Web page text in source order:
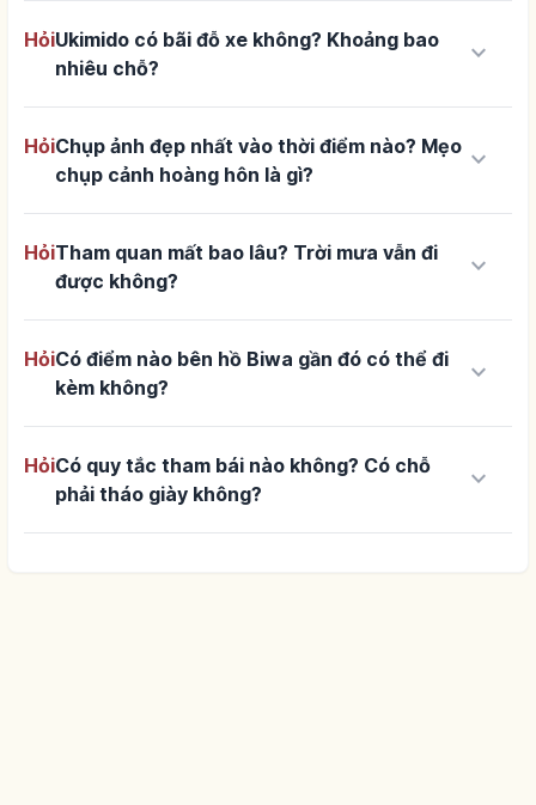
HỏiUkimido có bãi đỗ xe không? Khoảng bao
nhiêu chỗ?
keyboard_arrow_down
HỏiChụp ảnh đẹp nhất vào thời điểm nào? Mẹo
chụp cảnh hoàng hôn là gì?
keyboard_arrow_down
HỏiTham quan mất bao lâu? Trời mưa vẫn đi
được không?
keyboard_arrow_down
HỏiCó điểm nào bên hồ Biwa gần đó có thể đi
kèm không?
keyboard_arrow_down
HỏiCó quy tắc tham bái nào không? Có chỗ
phải tháo giày không?
keyboard_arrow_down